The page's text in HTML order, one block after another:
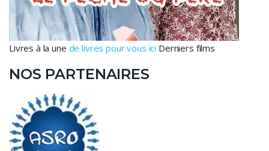
Livres à la une de livres pour vous ici Derniers films
NOS PARTENAIRES